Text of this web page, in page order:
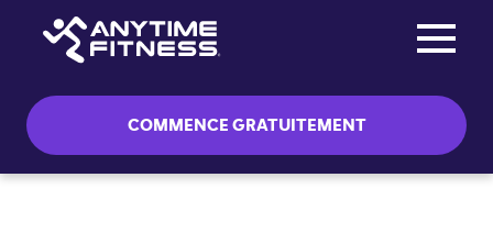
COMMENCE GRATUITEMENT